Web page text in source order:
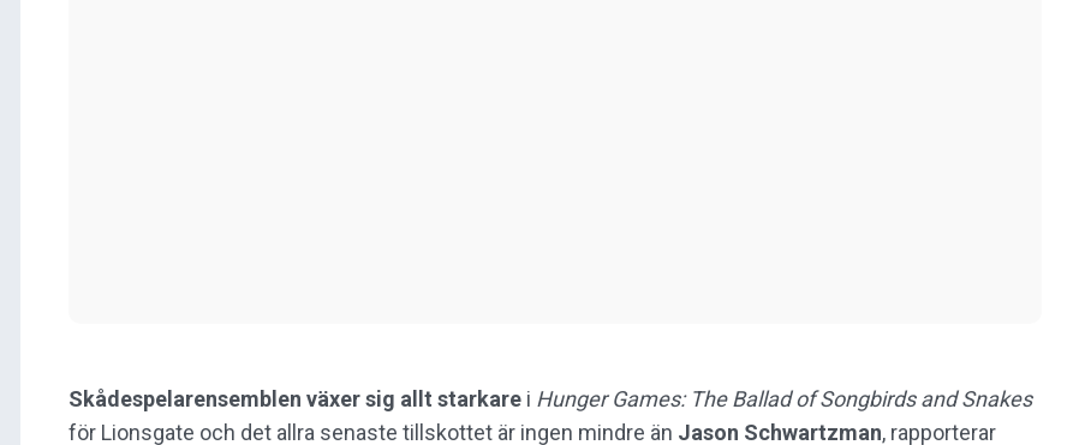
Skådespelarensemblen växer sig allt starkare i Hunger Games: The Ballad of Songbirds and Snakes
för Lionsgate och det allra senaste tillskottet är ingen mindre än Jason Schwartzman, rapporterar